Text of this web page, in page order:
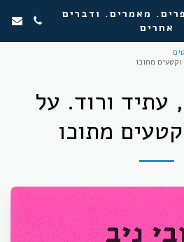
מאמרים. ודברים
אחרים
מתוכו
עתיד ורוד. על
מתוכו